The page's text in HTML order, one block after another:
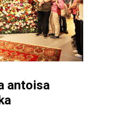
antoisa